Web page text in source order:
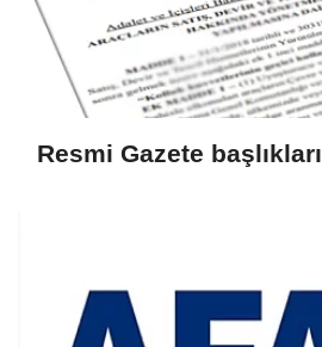
Resmi Gazete başlıkları